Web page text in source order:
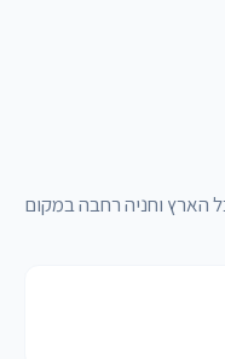
הארץ וחניה רחבה במקום